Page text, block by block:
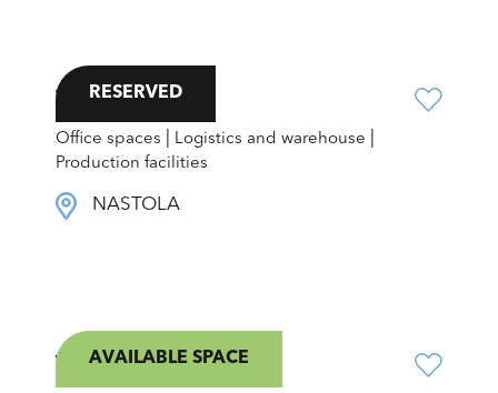
RESERVED
Wipaktie 1
Office spaces Logistics and warehouse
Production facilities
NASTOLA
AVAILABLE SPACE
Varikontie 9